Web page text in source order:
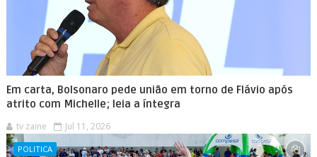
Em carta, Bolsonaro pede união em torno de Flávio após
atrito com Michelle; leia a íntegra
tv zaine Jul 11, 2026
POLITICA